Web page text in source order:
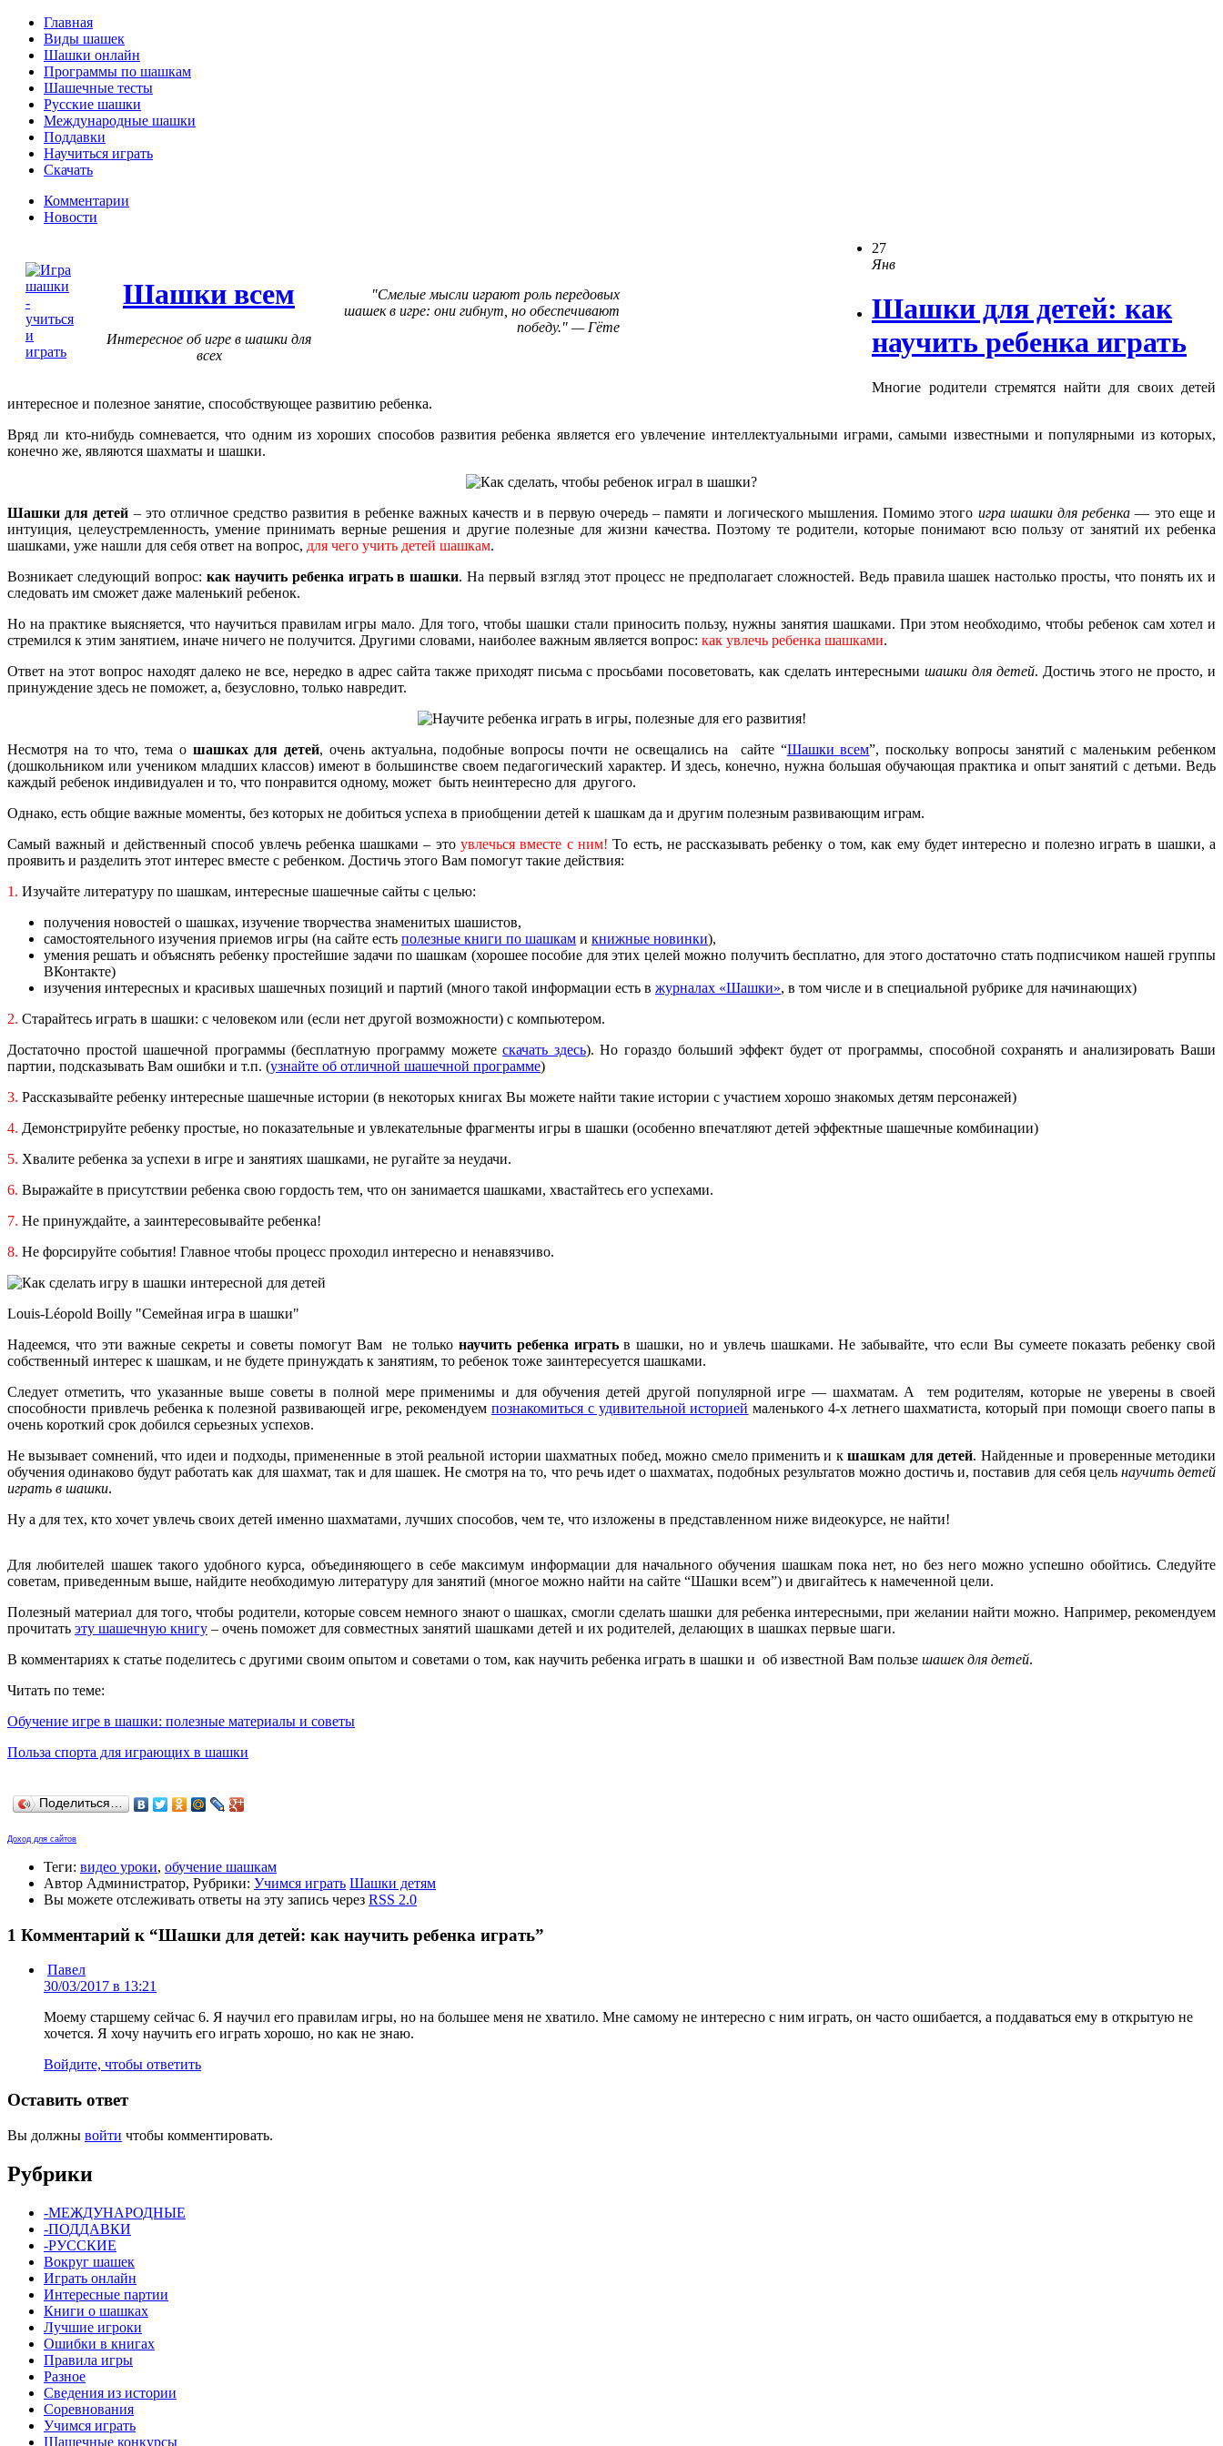
Главная
Виды шашек
Шашки онлайн
Программы по шашкам
Шашечные тесты
Русские шашки
Международные шашки
Поддавки
Научиться играть
Скачать
Комментарии
Новости
Шашки всем
Интересное об игре в шашки для
всех
Смелые мысли играют роль передовых
шашек в игре: они гибнут, но обеспечивают
победу.
— Гёте
27
Янв
Шашки для детей: как
научить ребенка играть
Многие родители стремятся найти для своих детей
интересное и полезное занятие, способствующее развитию ребенка.
Вряд ли кто-нибудь сомневается, что одним из хороших способов развития ребенка является его увлечение интеллектуальными играми, самыми известными и популярными из которых,
конечно же, являются шахматы и шашки.
Шашки для детей – это отличное средство развития в ребенке важных качеств и в первую очередь – памяти и логического мышления. Помимо этого игра шашки для ребенка — это еще и
интуиция, целеустремленность, умение принимать верные решения и другие полезные для жизни качества. Поэтому те родители, которые понимают всю пользу от занятий их ребенка
шашками, уже нашли для себя ответ на вопрос, для чего учить детей шашкам.
Возникает следующий вопрос: как научить ребенка играть в шашки. На первый взгляд этот процесс не предполагает сложностей. Ведь правила шашек настолько просты, что понять их и
следовать им сможет даже маленький ребенок.
Но на практике выясняется, что научиться правилам игры мало. Для того, чтобы шашки стали приносить пользу, нужны занятия шашками. При этом необходимо, чтобы ребенок сам хотел и
стремился к этим занятием, иначе ничего не получится. Другими словами, наиболее важным является вопрос: как увлечь ребенка шашками.
Ответ на этот вопрос находят далеко не все, нередко в адрес сайта также приходят письма с просьбами посоветовать, как сделать интереснымишашки для детей. Достичь этого не просто, и
принуждение здесь не поможет, а, безусловно, только навредит.
Несмотря на то что, тема о шашках для детей, очень актуальна, подобные вопросы почти не освещались на сайте “Шашки всем”, поскольку вопросы занятий с маленьким ребенком
(дошкольником или учеником младших классов) имеют в большинстве своем педагогический характер. И здесь, конечно, нужна большая обучающая практика и опыт занятий с детьми. Ведь
каждый ребенок индивидуален и то, что понравится одному, может быть неинтересно для другого.
Однако, есть общие важные моменты, без которых не добиться успеха в приобщении детей к шашкам да и другим полезным развивающим играм.
Самый важный и действенный способ увлечь ребенка шашками – это увлечься вместе с ним! То есть, не рассказывать ребенку о том, как ему будет интересно и полезно играть в шашки, а
проявить и разделить этот интерес вместе с ребенком. Достичь этого Вам помогут такие действия:
1. Изучайте литературу по шашкам, интересные шашечные сайты с целью:
получения новостей о шашках, изучение творчества знаменитых шашистов,
самостоятельного изучения приемов игры (на сайте есть полезные книги по шашкам и книжные новинки),
умения решать и объяснять ребенку простейшие задачи по шашкам (хорошее пособие для этих целей можно получить бесплатно, для этого достаточно стать подписчиком нашей группы
ВКонтакте)
изучения интересных и красивых шашечных позиций и партий (много такой информации есть в журналах «Шашки», в том числе и в специальной рубрике для начинающих)
2. Старайтесь играть в шашки: с человеком или (если нет другой возможности) с компьютером.
Достаточно простой шашечной программы (бесплатную программу можетескачать здесь). Но гораздо больший эффект будет от программы, способной сохранять и анализировать Ваши
партии, подсказывать Вам ошибки и т.п. (узнайте об отличной шашечной программе)
3. Рассказывайте ребенку интересные шашечные истории (в некоторых книгах Вы можете найти такие истории с участием хорошо знакомых детям персонажей)
4. Демонстрируйте ребенку простые, но показательные и увлекательные фрагменты игры в шашки (особенно впечатляют детей эффектные шашечные комбинации)
5. Хвалите ребенка за успехи в игре и занятиях шашками, не ругайте за неудачи.
6. Выражайте в присутствии ребенка свою гордость тем, что он занимается шашками, хвастайтесь его успехами.
7. Не принуждайте, а заинтересовывайте ребенка!
8. Не форсируйте события! Главное чтобы процесс проходил интересно и ненавязчиво.
Louis-Léopold Boilly "Семейная игра в шашки"
Надеемся, что эти важные секреты и советы помогут Вам не только научить ребенка игратьв шашки, но и увлечь шашками. Не забывайте, что если Вы сумеете показать ребенку свой
собственный интерес к шашкам, и не будете принуждать к занятиям, то ребенок тоже заинтересуется шашками.
Следует отметить, что указанные выше советы в полной мере применимы и для обучения детей другой популярной игре — шахматам. А тем родителям, которые не уверены в своей
способности привлечь ребенка к полезной развивающей игре, рекомендуемпознакомиться с удивительной историей маленького 4-х летнего шахматиста, который при помощи своего папы в
очень короткий срок добился серьезных успехов.
Не вызывает сомнений, что идеи и подходы, примененные в этой реальной истории шахматных побед, можно смело применить и кшашкам для детей. Найденные и проверенные методики
обучения одинаково будут работать как для шахмат, так и для шашек. Не смотря на то, что речь идет о шахматах, подобных результатов можно достичь и, поставив для себя цель научить детей
играть в шашки.
Ну а для тех, кто хочет увлечь своих детей именно шахматами, лучших способов, чем те, что изложены в представленном ниже видеокурсе, не найти!
Для любителей шашек такого удобного курса, объединяющего в себе максимум информации для начального обучения шашкам пока нет, но без него можно успешно обойтись. Следуйте
советам, приведенным выше, найдите необходимую литературу для занятий (многое можно найти на сайте “Шашки всем”) и двигайтесь к намеченной цели.
Полезный материал для того, чтобы родители, которые совсем немного знают о шашках, смогли сделать шашки для ребенка интересными, при желании найти можно. Например, рекомендуем
прочитать эту шашечную книгу – очень поможет для совместных занятий шашками детей и их родителей, делающих в шашках первые шаги.
В комментариях к статье поделитесь с другими своим опытом и советами о том, как научить ребенка играть в шашки и об известной Вам пользе шашек для детей.
Читать по теме:
Обучение игре в шашки: полезные материалы и советы
Польза спорта для играющих в шашки
Поделиться…
Доход для сайтов
Теги: видео уроки, обучение шашкам
Автор Администратор, Рубрики: Учимся играть Шашки детям
Вы можете отслеживать ответы на эту запись через RSS 2.0
1 Комментарий к “Шашки для детей: как научить ребенка играть”
Павел
30/03/2017 в 13:21
Моему старшему сейчас 6. Я научил его правилам игры, но на большее меня не хватило. Мне самому не интересно с ним играть, он часто ошибается, а поддаваться ему в открытую не
хочется. Я хочу научить его играть хорошо, но как не знаю.
Войдите, чтобы ответить
Оставить ответ
Вы должны войти чтобы комментировать.
Рубрики
-МЕЖДУНАРОДНЫЕ
-ПОДДАВКИ
-РУССКИЕ
Вокруг шашек
Играть онлайн
Интересные партии
Книги о шашках
Лучшие игроки
Ошибки в книгах
Правила игры
Разное
Сведения из истории
Соревнования
Учимся играть
Шашечные конкурсы